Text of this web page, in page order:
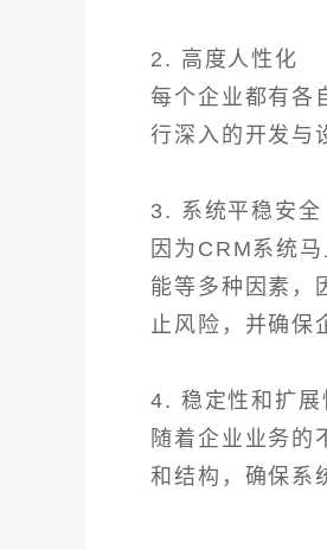
2. 高度人性化
每个企业都有各
行深入的开发与
3. 系统平稳安全
因为CRM系统
能等多种因素，
止风险，并确保
4. 稳定性和扩展
随着企业业务的
和结构，确保系